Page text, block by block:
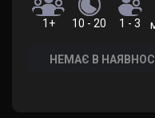
1+ 10 - 20 1 - 3
НЕМАЄ В